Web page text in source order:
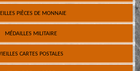
PIÈCES DE MONNAIE
MÉDAILLES MILITAIRE
CARTES POSTALES